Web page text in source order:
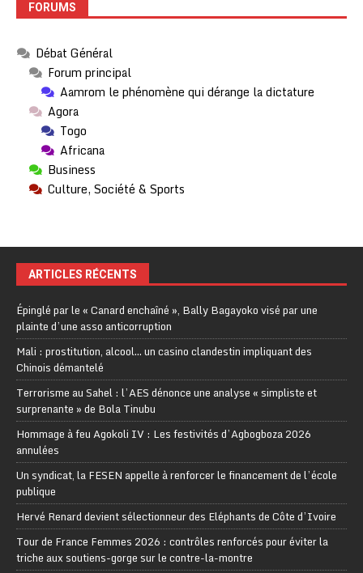
FORUMS
Débat Général
Forum principal
Aamrom le phénomène qui dérange la dictature
Agora
Togo
Africana
Business
Culture, Société & Sports
ARTICLES RÉCENTS
Épinglé par le « Canard enchaîné », Bally Bagayoko visé par une
plainte d’une asso anticorruption
Mali : prostitution, alcool… un casino clandestin impliquant des
Chinois démantelé
Terrorisme au Sahel : l’AES dénonce une analyse « simpliste et
surprenante » de Bola Tinubu
Hommage à feu Agokoli IV : Les festivités d’Agbogboza 2026
annulées
Un syndicat, la FESEN appelle à renforcer le financement de l’école
publique
Hervé Renard devient sélectionneur des Eléphants de Côte d’Ivoire
Tour de France Femmes 2026 : contrôles renforcés pour éviter la
triche aux soutiens-gorge sur le contre-la-montre